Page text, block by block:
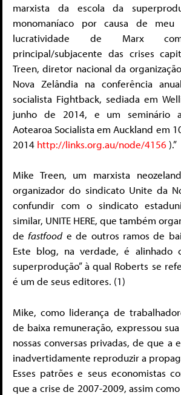
marxista da escola da
monomaníaco por causa de
lucratividade de Marx
principal/subjacente das crises
Treen, diretor nacional da
Nova Zelândia na conferência
socialista Fightback, sediada em
junho de 2014, e um seminário
Aotearoa Socialista em Auckland em
2014 http://links.org.au/node/4156).”
Mike Treen, um marxista
organizador do sindicato Unite da
confundir com o sindicato
similar, UNITE HERE, que também
de fastfoode de outros ramos de
Este blog, na verdade, é alinhado
superprodução” à qual Roberts se
é um de seus editores. (1)
Mike, como liderança de
de baixa remuneração, expressou
nossas conversas privadas, de que a
inadvertidamente reproduzir a
Esses patrões e seus economistas
que a crise de 2007-2009, assim